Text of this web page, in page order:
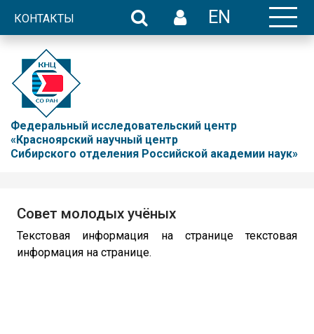
КОНТАКТЫ EN
Федеральный исследовательский центр
«Красноярский научный центр
Сибирского отделения Российской академии наук»
Совет молодых учёных
Текстовая информация на странице текстовая
информация на странице.